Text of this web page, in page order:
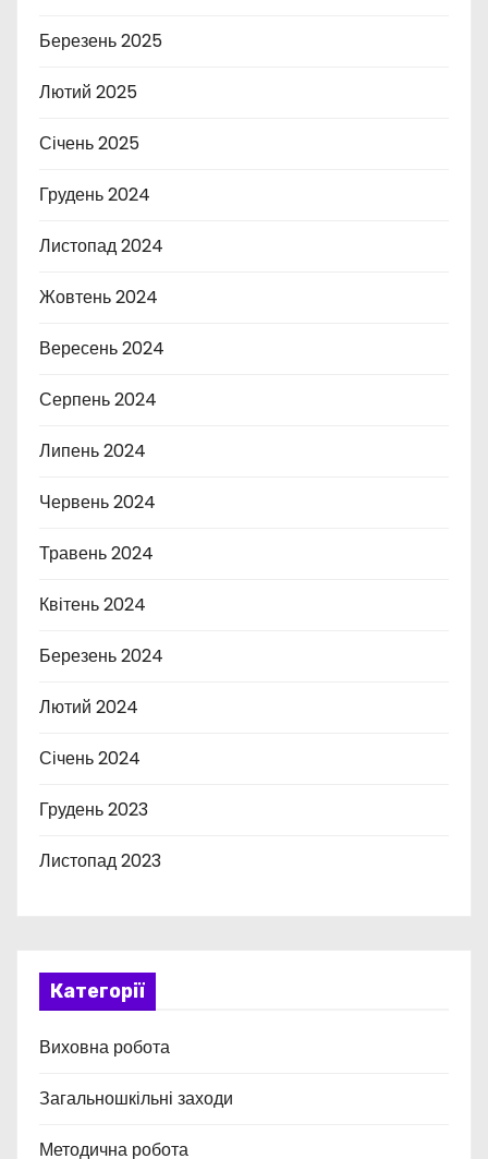
Березень 2025
Лютий 2025
Січень 2025
Грудень 2024
Листопад 2024
Жовтень 2024
Вересень 2024
Серпень 2024
Липень 2024
Червень 2024
Травень 2024
Квітень 2024
Березень 2024
Лютий 2024
Січень 2024
Грудень 2023
Листопад 2023
Категорії
Виховна робота
Загальношкільні заходи
Методична робота